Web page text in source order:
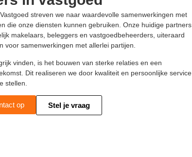
streven we naar waardevolle samenwerkingen met
die onze diensten kunnen gebruiken. Onze huidige partners
makelaars, beleggers en vastgoedbeheerders, uiteraard
voor samenwerkingen met allerlei partijen.
vinden, is het bouwen van sterke relaties en een
Dit realiseren we door kwaliteit en persoonlijke service
stellen.
op Stel je vraag